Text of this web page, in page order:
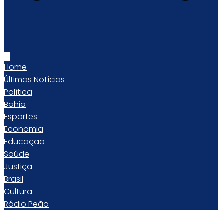
Home
Últimas Notícias
Política
Bahia
Esportes
Economia
Educação
Saúde
Justiça
Brasil
Cultura
Rádio Peão